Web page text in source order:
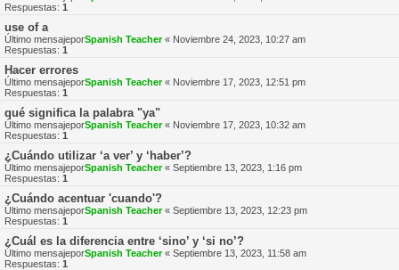
Respuestas: 1
use of a
Último mensajeporSpanish Teacher« Noviembre 24, 2023, 10:27 am
Respuestas: 1
Hacer errores
Último mensajeporSpanish Teacher« Noviembre 17, 2023, 12:51 pm
Respuestas: 1
qué significa la palabra "ya"
Último mensajeporSpanish Teacher« Noviembre 17, 2023, 10:32 am
Respuestas: 1
¿Cuándo utilizar ‘a ver’ y ‘haber’?
Último mensajeporSpanish Teacher« Septiembre 13, 2023, 1:16 pm
Respuestas: 1
¿Cuándo acentuar 'cuando'?
Último mensajeporSpanish Teacher« Septiembre 13, 2023, 12:23 pm
Respuestas: 1
¿Cuál es la diferencia entre ‘sino’ y ‘si no’?
Último mensajeporSpanish Teacher« Septiembre 13, 2023, 11:58 am
Respuestas: 1